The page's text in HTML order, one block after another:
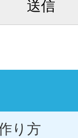
り方